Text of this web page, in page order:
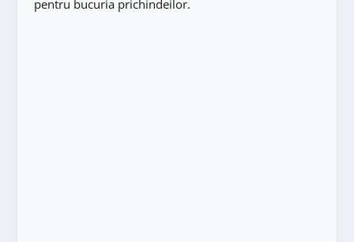
pentru bucuria prichindeilor.